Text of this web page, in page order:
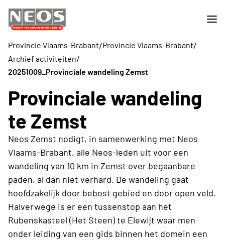
Provincie Vlaams-Brabant/Provincie Vlaams-Brabant/
Archief activiteiten/
20251009_Provinciale wandeling Zemst
Provinciale wandeling
te Zemst
Neos Zemst nodigt, in samenwerking met Neos
Vlaams-Brabant, alle Neos-leden uit voor een
wandeling van 10 km in Zemst over begaanbare
paden, al dan niet verhard. De wandeling gaat
hoofdzakelijk door bebost gebied en door open veld.
Halverwege is er een tussenstop aan het
Rubenskasteel (Het Steen) te Elewijt waar men
onder leiding van een gids binnen het domein een